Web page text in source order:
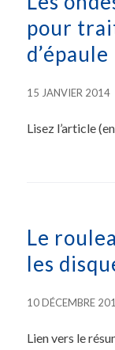
pour
d’épaule
15 JANVIER 2014
Lisez l’article
Le
les
10 DÉCEMBRE
Lien vers le